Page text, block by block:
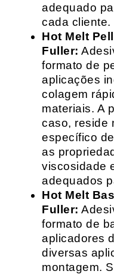
adequado
cada cliente.
Hot Melt
Fuller:
formato de
aplicações
colagem
materiais. A
caso, reside
específico
as
viscosidade
adequados
Hot Melt
Fuller:
formato de
aplicadores
diversas
montagem.